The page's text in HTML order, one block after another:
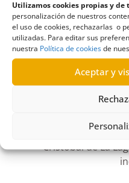
Utilizamos cookies propias y de
personalización de nuestros
el uso de cookies, rechazarlas o
utilizadas. Para editar sus
nuestra Política de cookiesde
Aceptar y
Reclamación
R457/2022
Petición de
Cristóbal de La